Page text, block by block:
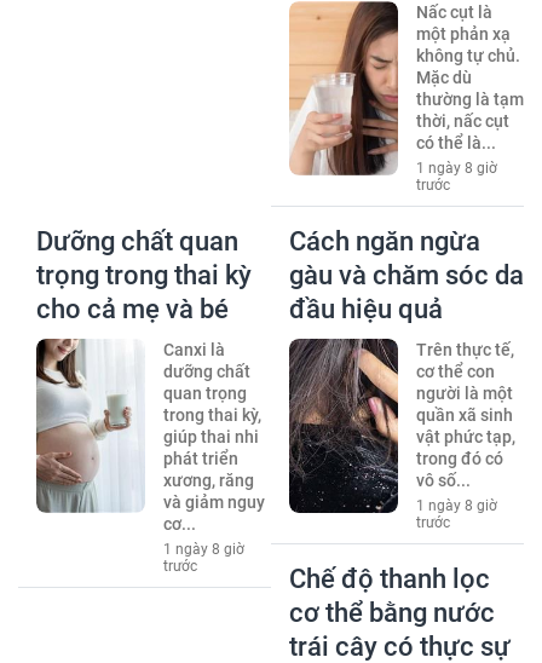
Nấc cụt là
một phản xạ
không tự chủ.
Mặc dù
thường là tạm
thời, nấc cụt
có thể là...
1 ngày 8 giờ
trước
Dưỡng chất quan
trọng trong thai kỳ
cho cả mẹ và bé
Canxi là
dưỡng chất
quan trọng
trong thai kỳ,
giúp thai nhi
phát triển
xương, răng
và giảm nguy
cơ...
1 ngày 8 giờ
trước
Cách ngăn ngừa
gàu và chăm sóc da
đầu hiệu quả
Trên thực tế,
cơ thể con
người là một
quần xã sinh
vật phức tạp,
trong đó có
vô số...
1 ngày 8 giờ
trước
Chế độ thanh lọc
cơ thể bằng nước
trái cây có thực sự